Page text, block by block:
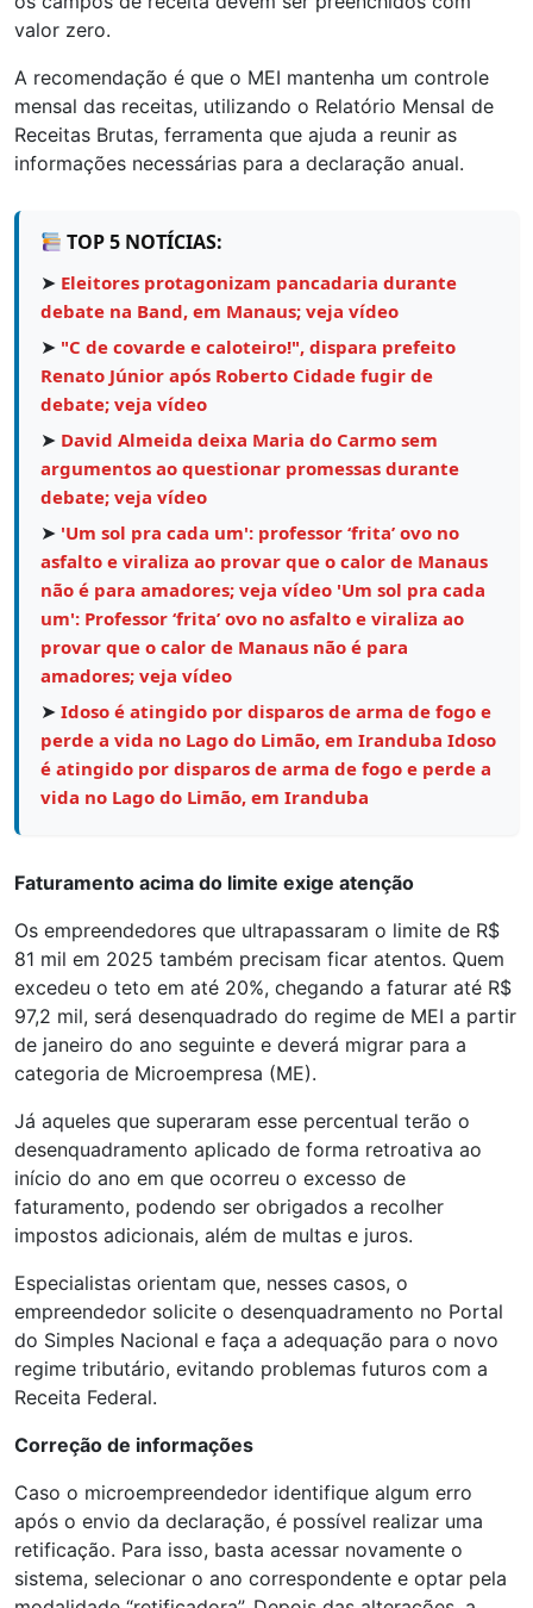
valor zero.
A recomendação é que o MEI mantenha um controle
mensal das receitas, utilizando o Relatório Mensal de
Receitas Brutas, ferramenta que ajuda a reunir as
informações necessárias para a declaração anual.
TOP 5 NOTÍCIAS:
➤ Eleitores protagonizam pancadaria durante
debate na Band, em Manaus; veja vídeo
➤ "C de covarde e caloteiro!", dispara prefeito
Renato Júnior após Roberto Cidade fugir de
debate; veja vídeo
➤ David Almeida deixa Maria do Carmo sem
argumentos ao questionar promessas durante
debate; veja vídeo
➤ 'Um sol pra cada um': professor ‘frita’ ovo no
asfalto e viraliza ao provar que o calor de Manaus
não é para amadores; veja vídeo 'Um sol pra cada
um': Professor ‘frita’ ovo no asfalto e viraliza ao
provar que o calor de Manaus não é para
amadores; veja vídeo
➤ Idoso é atingido por disparos de arma de fogo e
perde a vida no Lago do Limão, em Iranduba Idoso
é atingido por disparos de arma de fogo e perde a
vida no Lago do Limão, em Iranduba
Faturamento acima do limite exige atenção
Os empreendedores que ultrapassaram o limite de R$
81 mil em 2025 também precisam ficar atentos. Quem
excedeu o teto em até 20%, chegando a faturar até R$
97,2 mil, será desenquadrado do regime de MEI a partir
de janeiro do ano seguinte e deverá migrar para a
categoria de Microempresa (ME).
Já aqueles que superaram esse percentual terão o
desenquadramento aplicado de forma retroativa ao
início do ano em que ocorreu o excesso de
faturamento, podendo ser obrigados a recolher
impostos adicionais, além de multas e juros.
Especialistas orientam que, nesses casos, o
empreendedor solicite o desenquadramento no Portal
do Simples Nacional e faça a adequação para o novo
regime tributário, evitando problemas futuros com a
Receita Federal.
Correção de informações
Caso o microempreendedor identifique algum erro
após o envio da declaração, é possível realizar uma
retificação. Para isso, basta acessar novamente o
sistema, selecionar o ano correspondente e optar pela